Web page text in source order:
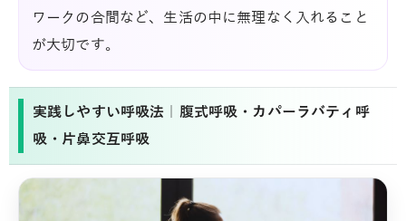
ワークの合間など、生活の中に無理なく入れること
が大切です。
実践しやすい呼吸法｜腹式呼吸・カパーラバティ呼
吸・片鼻交互呼吸